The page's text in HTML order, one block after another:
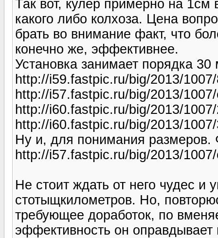
Так вот, кулер примерно на
какого либо колхоза. Цена
брать во внимание факт, что
конечно же, эффективнее.
Установка занимает порядка 30
http://i59.fastpic.ru/big/2013/
http://i57.fastpic.ru/big/2013/
http://i60.fastpic.ru/big/2013/
http://i60.fastpic.ru/big/2013/
Ну и, для понимания размеров.
http://i57.fastpic.ru/big/2013/
Не стоит ждать от него чудес и
стотыщкилометров. Но,
требующее доработок, по
эффективность он оправдывает